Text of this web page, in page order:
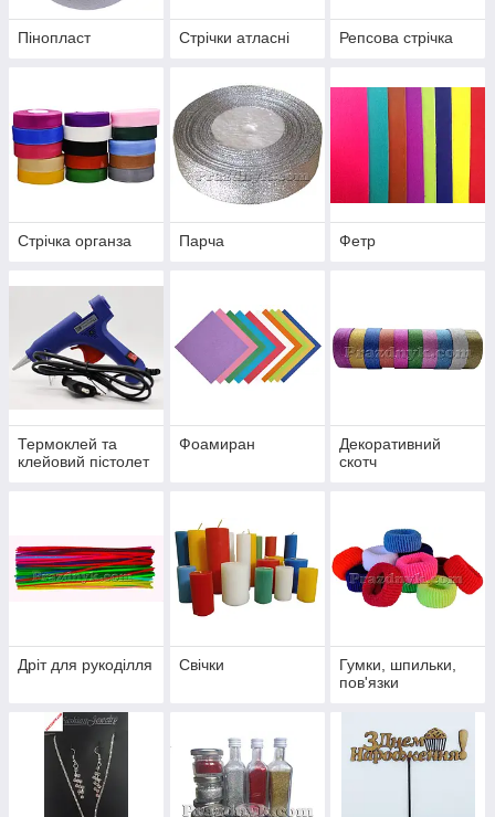
Пінопласт Стрічки атласні Репсова стрічка
Стрічка органза Парча Фетр
Термоклей та
клейовий пістолет
Фоамиран
Декоративний
скотч
Дріт для рукоділля Свічки
Гумки, шпильки,
пов'язки